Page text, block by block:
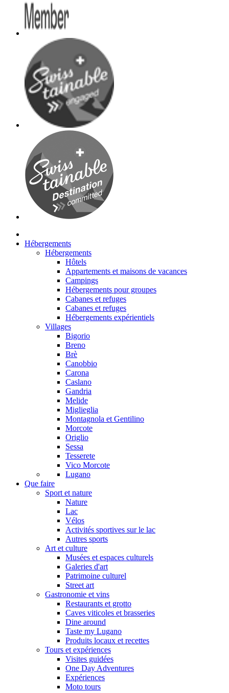
Hébergements
Hébergements
Hôtels
Appartements et maisons de vacances
Campings
Hébergements pour groupes
Cabanes et refuges
Cabanes et refuges
Hébergements expérientiels
Villages
Bigorio
Breno
Brè
Canobbio
Carona
Caslano
Gandria
Melide
Miglieglia
Montagnola et Gentilino
Morcote
Origlio
Sessa
Tesserete
Vico Morcote
Lugano
Que faire
Sport et nature
Nature
Lac
Vélos
Activités sportives sur le lac
Autres sports
Art et culture
Musées et espaces culturels
Galeries d'art
Patrimoine culturel
Street art
Gastronomie et vins
Restaurants et grotto
Caves viticoles et brasseries
Dine around
Taste my Lugano
Produits locaux et recettes
Tours et expériences
Visites guidées
One Day Adventures
Expériences
Moto tours